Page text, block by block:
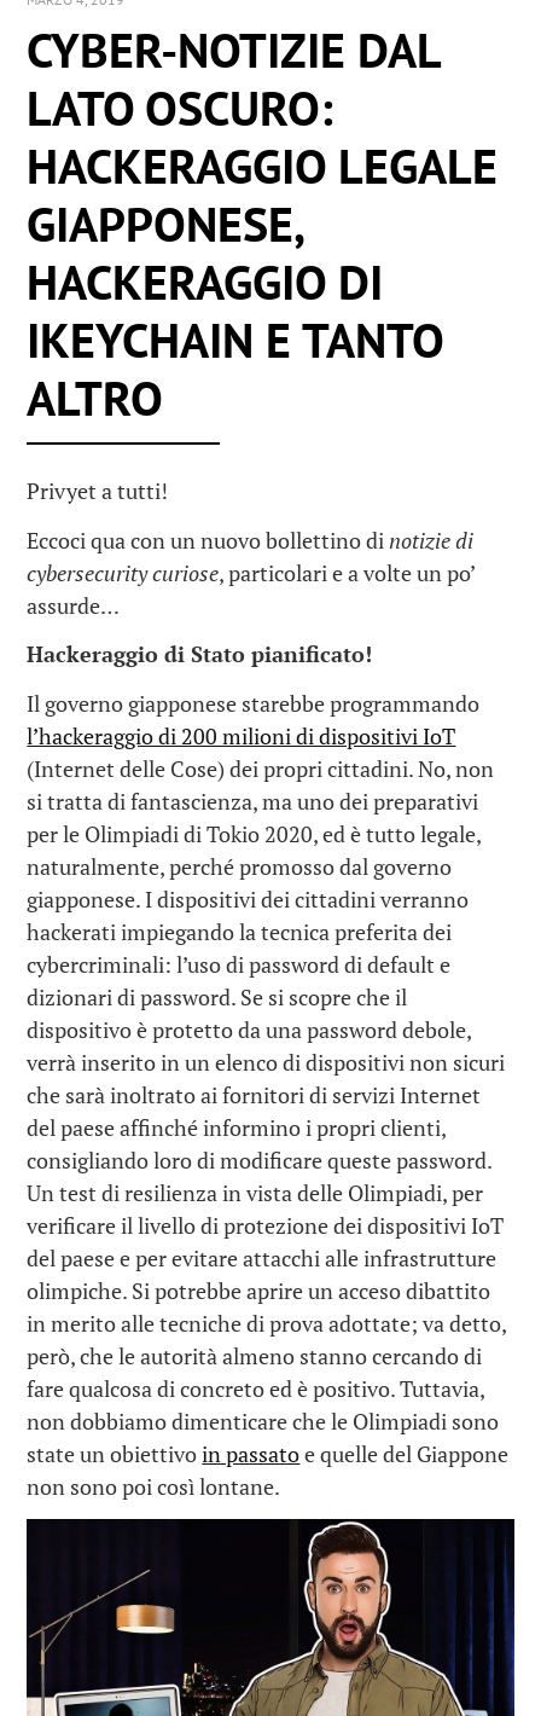
CYBER-NOTIZIE DAL
LATO OSCURO:
HACKERAGGIO LEGALE
GIAPPONESE,
HACKERAGGIO DI
IKEYCHAIN E TANTO
ALTRO
Privyet a tutti!
Eccoci qua con un nuovo bollettino dinotizie di
cybersecurity curiose, particolari e a volte un po’
assurde…
Hackeraggio di Stato pianificato!
Il governo giapponese starebbe programmando
l’hackeraggio di 200 milioni di dispositivi IoT
(Internet delle Cose) dei propri cittadini. No, non
si tratta di fantascienza, ma uno dei preparativi
per le Olimpiadi di Tokio 2020, ed è tutto legale,
naturalmente, perché promosso dal governo
giapponese. I dispositivi dei cittadini verranno
hackerati impiegando la tecnica preferita dei
cybercriminali: l’uso di password di default e
dizionari di password. Se si scopre che il
dispositivo è protetto da una password debole,
verrà inserito in un elenco di dispositivi non sicuri
che sarà inoltrato ai fornitori di servizi Internet
del paese affinché informino i propri clienti,
consigliando loro di modificare queste password.
Un test di resilienza in vista delle Olimpiadi, per
verificare il livello di protezione dei dispositivi IoT
del paese e per evitare attacchi alle infrastrutture
olimpiche. Si potrebbe aprire un acceso dibattito
in merito alle tecniche di prova adottate; va detto,
però, che le autorità almeno stanno cercando di
fare qualcosa di concreto ed è positivo. Tuttavia,
non dobbiamo dimenticare che le Olimpiadi sono
state un obiettivoin passatoe quelle del Giappone
non sono poi così lontane.